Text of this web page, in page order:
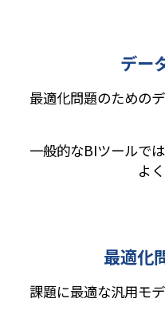
デー
最適化問題のための
一般的なBIツールで
よ
最適化
課題に最適な汎用モ